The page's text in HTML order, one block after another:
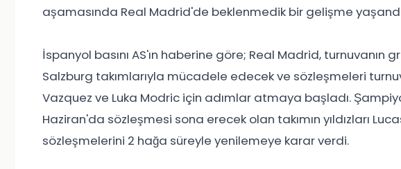
aşamasında Real Madrid'de beklenmedik bir gelişme
İspanyol basını AS'ın haberine göre; Real Madrid, turnuvanın
Salzburg takımlarıyla mücadele edecek ve sözleşmeleri
Vazquez ve Luka Modric için adımlar atmaya başladı.
Haziran'da sözleşmesi sona erecek olan takımın yıldızları
sözleşmelerini 2 hağa süreyle yenilemeye karar verdi.